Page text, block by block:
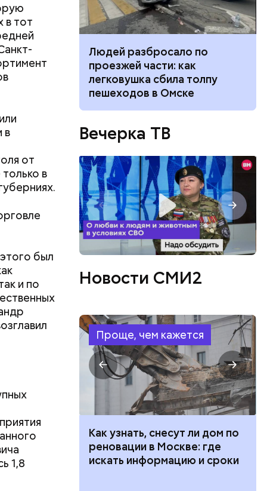
в тот
в
от
в
был
и по
1,8
поможет ли
сбросить
Людей разбросало по
проезжей части: как
легковушка сбила толпу
пешеходов в Омске
Вечерка ТВ
Новости СМИ2
Проще, чем кажется
тысяч
при
кто может
нужны
Как узнать, снесут ли дом по
реновации в Москве: где
искать информацию и сроки